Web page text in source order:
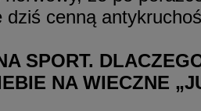
dziś cenną
SPORT.
NA WIECZNE